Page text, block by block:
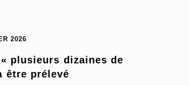
2026
plusieurs dizaines de
être prélevé